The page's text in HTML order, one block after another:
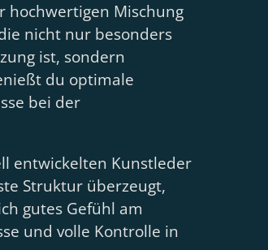
hochwertigen Mischung
nicht nur besonders
ist, sondern
du optimale
bei der
entwickelten Kunstleder
Struktur überzeugt,
gutes Gefühl am
und volle Kontrolle in